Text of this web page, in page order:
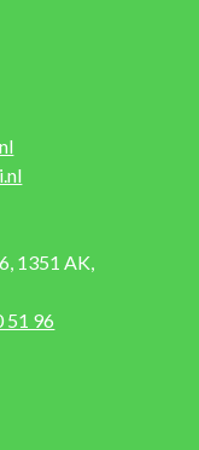
1351 AK,
51 96